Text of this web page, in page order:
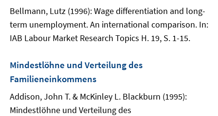
Bellmann, Lutz (1996): Wage differentiation and long-
term unemployment. An international comparison. In:
IAB Labour Market Research Topics H. 19, S. 1-15.
Mindestlöhne und Verteilung des
Familieneinkommens
Addison, John T. & McKinley L. Blackburn (1995):
Mindestlöhne und Verteilung des